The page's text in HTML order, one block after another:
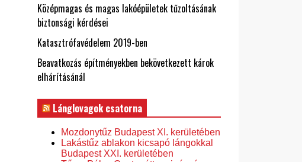
Középmagas és magas lakóépületek tűzoltásának
biztonsági kérdései
Katasztrófavédelem 2019-ben
Beavatkozás építményekben bekövetkezett károk
elhárításánál
Lánglovagok csatorna
Mozdonytűz Budapest XI. kerületében
Lakástűz ablakon kicsapó lángokkal
Budapest XXI. kerületében